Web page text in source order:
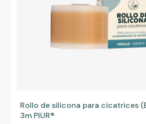
Rollo de silicona para cicatrices
3m PIUR®